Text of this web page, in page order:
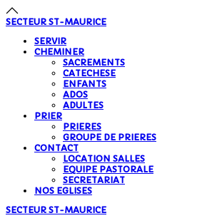
SECTEUR ST-MAURICE
SERVIR
CHEMINER
SACREMENTS
CATECHESE
ENFANTS
ADOS
ADULTES
PRIER
PRIERES
GROUPE DE PRIERES
CONTACT
LOCATION SALLES
EQUIPE PASTORALE
SECRETARIAT
NOS EGLISES
SECTEUR ST-MAURICE